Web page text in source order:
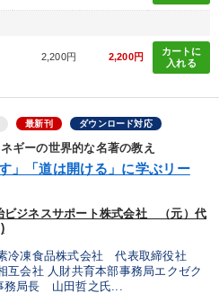
2,200円 2,200円
カートに
入れる
最新刊 ダウンロード対応
ギーの世界的な名著の教え
」「道は開ける」に学ぶリー
ビジネスサポート株式会社 （元）代
冷凍食品株式会社 代表取締役社
会社 人財共育本部事務局エクゼク
務局長 山田哲之氏...